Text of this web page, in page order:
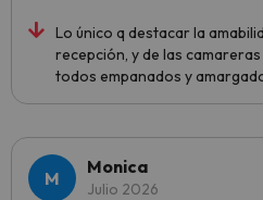
Lo único q destacar la
recepción, y de las
todos empanados y
Monica
Julio 2026